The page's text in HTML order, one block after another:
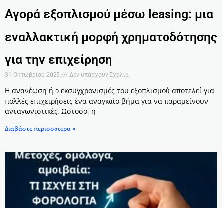
Αγορά εξοπλισμού μέσω leasing: μια
εναλλακτική μορφή χρηματοδότησης
για την επιχείρηση
31 Οκτωβρίου 2025 Δεν υπάρχουν Σχόλια
Η ανανέωση ή ο εκσυγχρονισμός του εξοπλισμού αποτελεί για
πολλές επιχειρήσεις ένα αναγκαίο βήμα για να παραμείνουν
ανταγωνιστικές. Ωστόσο, η
Διαβάστε περισσότερα »